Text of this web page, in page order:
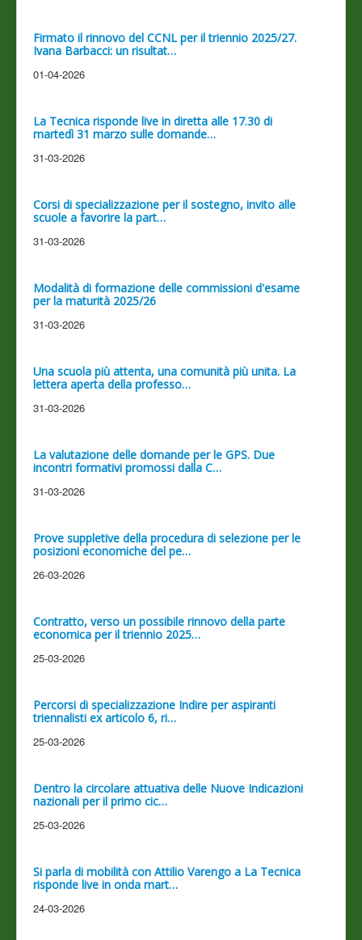
Firmato il rinnovo del CCNL per il triennio 2025/27.
Ivana Barbacci: un risultat…
01-04-2026
La Tecnica risponde live in diretta alle 17.30 di
martedì 31 marzo sulle domande…
31-03-2026
Corsi di specializzazione per il sostegno, invito alle
scuole a favorire la part…
31-03-2026
Modalità di formazione delle commissioni d'esame
per la maturità 2025/26
31-03-2026
Una scuola più attenta, una comunità più unita. La
lettera aperta della professo…
31-03-2026
La valutazione delle domande per le GPS. Due
incontri formativi promossi dalla C…
31-03-2026
Prove suppletive della procedura di selezione per le
posizioni economiche del pe…
26-03-2026
Contratto, verso un possibile rinnovo della parte
economica per il triennio 2025…
25-03-2026
Percorsi di specializzazione Indire per aspiranti
triennalisti ex articolo 6, ri…
25-03-2026
Dentro la circolare attuativa delle Nuove Indicazioni
nazionali per il primo cic…
25-03-2026
Si parla di mobilità con Attilio Varengo a La Tecnica
risponde live in onda mart…
24-03-2026